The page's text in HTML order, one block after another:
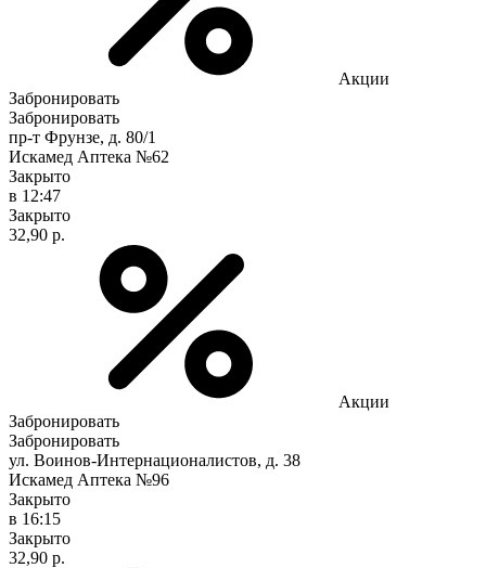
Акции
Забронировать
Забронировать
пр-т Фрунзе, д. 80/1
Искамед Аптека №62
Закрыто
в 12:47
Закрыто
32,90 р.
Акции
Забронировать
Забронировать
ул. Воинов-Интернационалистов, д. 38
Искамед Аптека №96
Закрыто
в 16:15
Закрыто
32,90 р.